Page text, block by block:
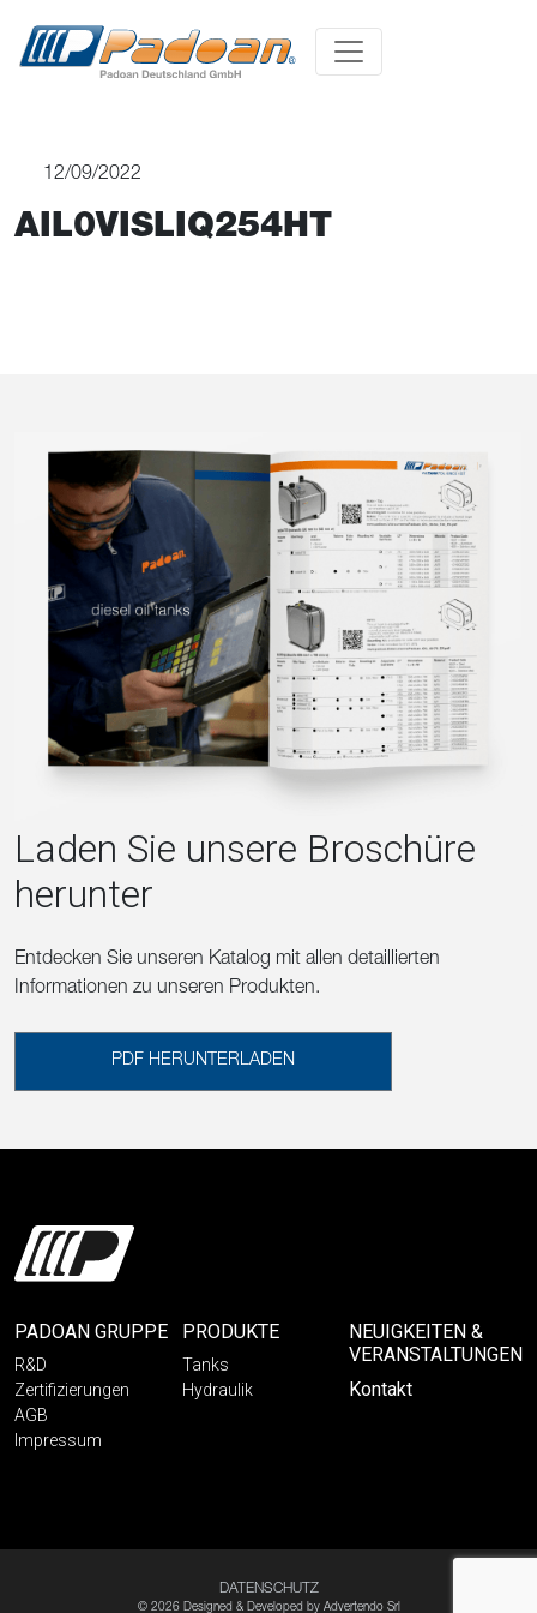
12/09/2022
AIL0VISLIQ254HT
Laden Sie unsere Broschüre
herunter
Entdecken Sie unseren Katalog mit allen detaillierten
Informationen zu unseren Produkten.
PDF HERUNTERLADEN
PADOAN GRUPPE
R&D
Zertifizierungen
AGB
Impressum
PRODUKTE
Tanks
Hydraulik
NEUIGKEITEN &
VERANSTALTUNGEN
Kontakt
DATENSCHUTZ
© 2026 Designed & Developed by Advertendo Srl